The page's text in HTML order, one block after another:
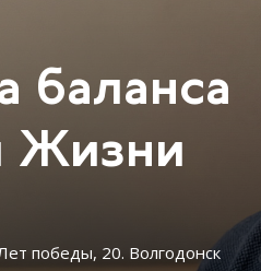
баланса
Жизни
победы, 20. Волгодонск